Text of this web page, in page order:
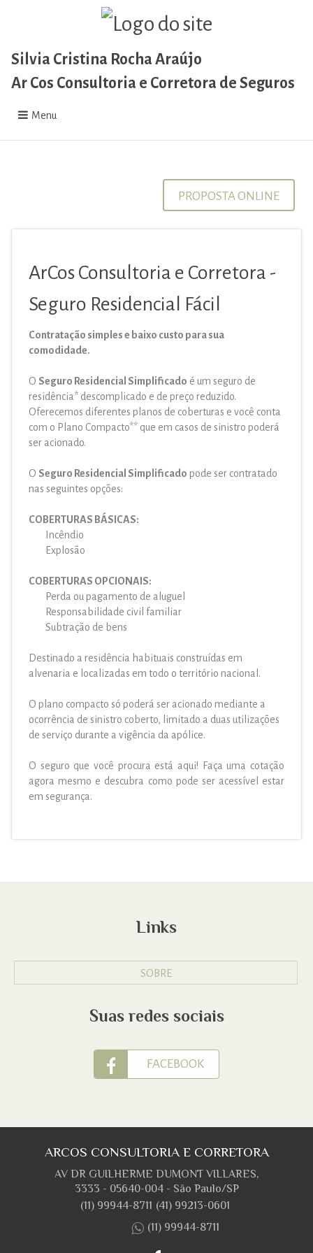
Silvia Cristina Rocha Araújo
Ar Cos Consultoria e Corretora de Seguros
Menu
PROPOSTA ONLINE
ArCos Consultoria e Corretora -
Seguro Residencial Fácil
Contratação simples e baixo custo para sua
comodidade.
O Seguro Residencial Simplificado é um seguro de
residência* descomplicado e de preço reduzido.
Oferecemos diferentes planos de coberturas e você conta
com o Plano Compacto** que em casos de sinistro poderá
ser acionado.
O Seguro Residencial Simplificado pode ser contratado
nas seguintes opções:
COBERTURAS BÁSICAS:
Incêndio
Explosão
COBERTURAS OPCIONAIS:
Perda ou pagamento de aluguel
Responsabilidade civil familiar
Subtração de bens
Destinado a residência habituais construídas em
alvenaria e localizadas em todo o território nacional.
O plano compacto só poderá ser acionado mediante a
ocorrência de sinistro coberto, limitado a duas utilizações
de serviço durante a vigência da apólice.
O seguro que você procura está aqui! Faça uma cotação
agora mesmo e descubra como pode ser acessível estar
em segurança.
Links
SOBRE
Suas redes sociais
FACEBOOK
ARCOS CONSULTORIA E CORRETORA
AV DR GUILHERME DUMONT VILLARES,
3333 - 05640-004 - São Paulo/SP
(11) 99944-8711 (41) 99213-0601
(11) 99944-8711